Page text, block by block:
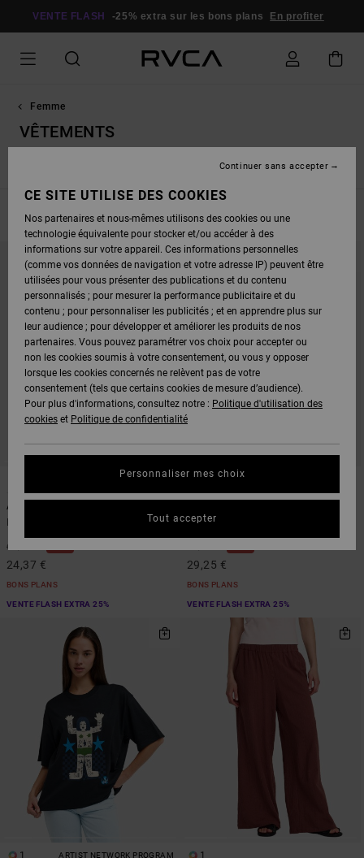
GRILLE
VENTE FLASH -25% extra sur les bons plans En profiter
Femme
VÊTEMENTS
Shorts / Jupes Robes /
FILTRER & TRIER
PASSER
CRITÈRES
ALLER
TRIER
ARTIST NETWORK PROGRAM
Antonia Figueiredo Tiger
Pull sans manches Noir Femme
65,00 €
24,37 €
BONS PLANS
VENTE FLASH EXTRA 25%
1
Combishort Rouge Femme
29,25 €
BONS PLANS
VENTE FLASH EXTRA 25%
ARTIST NETWORK PROGRAM
CE SITE UTILISE DES COOKIES
Nos partenaires et nous-mêmes utilisons des cookies ou une
technologie équivalente pour stocker et/ou accéder à des
informations sur votre appareil. Ces informations personnelles
(comme vos données de navigation et votre adresse IP) peuvent être
utilisées pour vous présenter des publications et du contenu
personnalisés ; pour mesurer la performance publicitaire et du
contenu ; pour personnaliser les publicités ; et en apprendre plus sur
leur audience ; pour développer et améliorer les produits de nos
partenaires. Vous pouvez paramétrer vos choix pour accepter ou
non les cookies soumis à votre consentement, ou vous y opposer
lorsque les cookies concernés ne relèvent pas de votre
consentement (tels que certains cookies de mesure d’audience).
Pour plus d'informations, consultez notre : Politique d'utilisation des
cookies et Politique de confidentialité
Personnaliser mes choix
Continuer sans accepter
Tout accepter